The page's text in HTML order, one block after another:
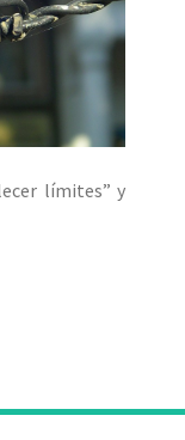
límites” y